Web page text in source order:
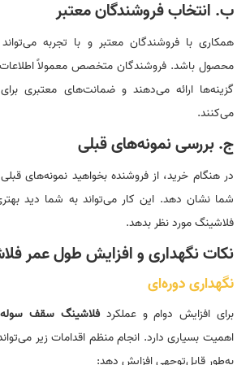
ب. انتخاب فروشندگان معتبر
همکاری با فروشندگان معتبر و با تجربه
محصول باشد. فروشندگان متخصص معمولاً اطلاعات
گزینه‌ها ارائه می‌دهند و ضمانت‌های معتبری
می‌کنند.
ج. بررسی نمونه‌های قبلی
در هنگام خرید، از فروشنده بخواهید نمونه‌های
شما نشان دهد. این کار می‌تواند به شما دید
فلاشینگ مورد نظر بدهد.
نکات نگهداری و افزایش طول عمر
نگهداری دوره‌ای
برای افزایش دوام و عملکردفلاشینگ سقف سوله
اهمیت بسیاری دارد. انجام منظم اقدامات زیر
به‌طور قابل‌توجهی افزایش دهد: